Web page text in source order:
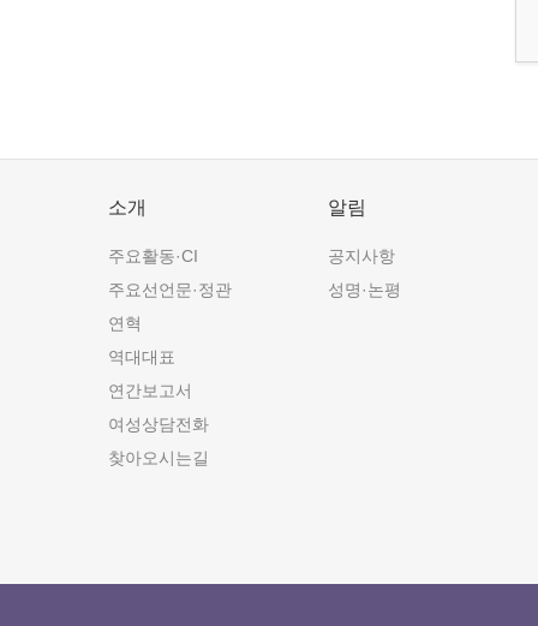
소개
주요활동·CI
주요선언문·정관
연혁
역대대표
연간보고서
여성상담전화
찾아오시는길
알림
공지사항
성명·논평